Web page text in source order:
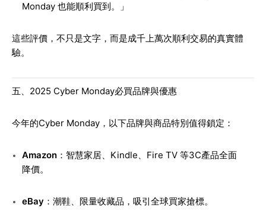
Monday 也能順利買到。」
這些評價，不只是文字，而是成千上萬次順利交易的真實體
驗。
五、2025 Cyber Monday必買品牌與優惠
今年的Cyber Monday，以下品牌與商品特別值得鎖定：
Amazon：智慧家居、Kindle、Fire TV 等3C產品全面
降價。
eBay ：潮鞋、限量收藏品，吸引全球買家搶標。